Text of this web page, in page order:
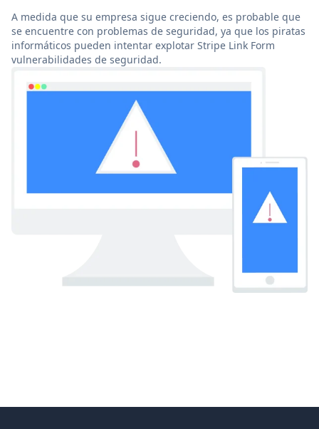
A medida que su empresa sigue creciendo, es probable que
se encuentre con problemas de seguridad, ya que los piratas
informáticos pueden intentar explotar Stripe Link Form
vulnerabilidades de seguridad.